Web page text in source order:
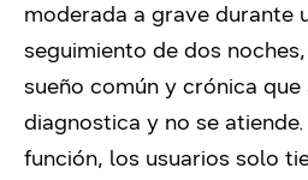
moderada a grave durante
seguimiento de dos
sueño común y crónica que
diagnostica y no se atiende.
función, los usuarios solo